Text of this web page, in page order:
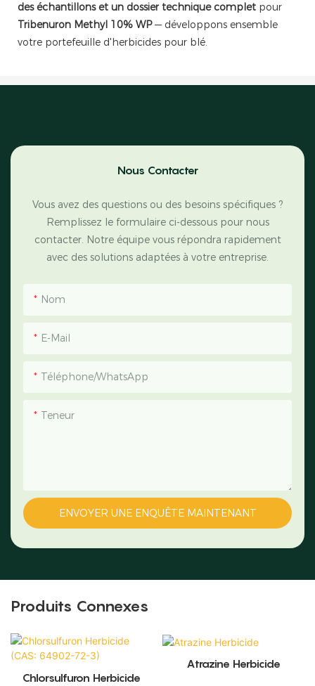
des échantillons et un dossier technique complet pour
Tribenuron Methyl 10% WP— développons ensemble
votre portefeuille d'herbicides pour blé.
Nous Contacter
Vous avez des questions ou des besoins spécifiques ?
Remplissez le formulaire ci-dessous pour nous
contacter. Notre équipe vous répondra rapidement
avec des solutions adaptées à votre entreprise.
Nom
E-Mail
Téléphone/WhatsApp
Teneur
ENVOYER UNE ENQUÊTE MAINTENANT
Produits Connexes
Chlorsulfuron Herbicide
Atrazine Herbicide